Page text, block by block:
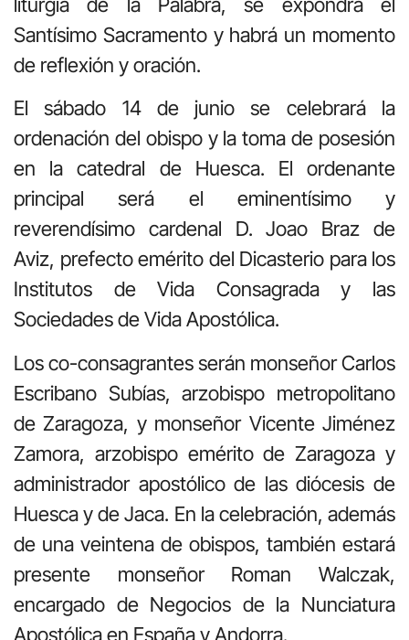
Santísimo Sacramento y habrá un momento
de reflexión y oración.
El sábado 14 de junio se celebrará la
ordenación del obispo y la toma de posesión
en la catedral de Huesca. El ordenante
principal será el eminentísimo y
reverendísimo cardenal D. Joao Braz de
Aviz, prefecto emérito del Dicasterio para los
Institutos de Vida Consagrada y las
Sociedades de Vida Apostólica.
Los co-consagrantes serán monseñor Carlos
Escribano Subías, arzobispo metropolitano
de Zaragoza, y monseñor Vicente Jiménez
Zamora, arzobispo emérito de Zaragoza y
administrador apostólico de las diócesis de
Huesca y de Jaca. En la celebración, además
de una veintena de obispos, también estará
presente monseñor Roman Walczak,
encargado de Negocios de la Nunciatura
Apostólica en España y Andorra.